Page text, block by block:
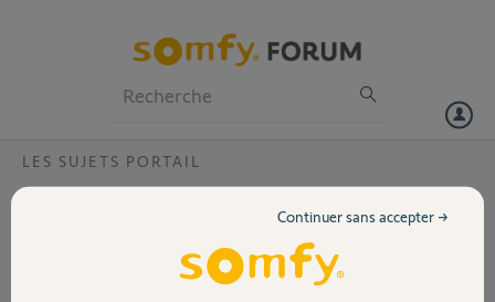
Volet
LES SUJETS PORTAIL
Portail Slidymoove 300 ne fonctionne plus
Bonjour,
Mon portail, avec le Slidymoove 300, a
Continuer sans accepter →